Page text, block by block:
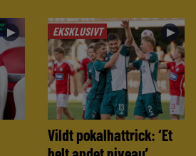
► EKSKLUSIVT ►
Vildt pokalhattrick: ‘Et